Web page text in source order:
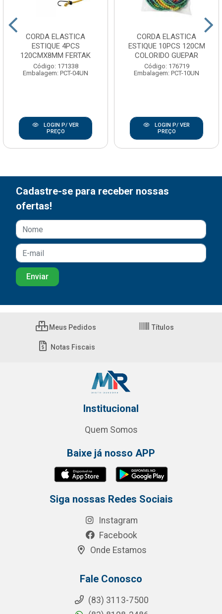
CORDA ELASTICA
ESTIQUE 4PCS
120CMX8MM FERTAK
Código: 171338
Embalagem: PCT-04UN
LOGIN P/ VER
PREÇO
CORDA ELASTICA
ESTIQUE 10PCS 120CM
COLORIDO GUEPAR
Código: 176719
Embalagem: PCT-10UN
LOGIN P/ VER
PREÇO
Cadastre-se para receber nossas
ofertas!
Meus Pedidos Títulos
Notas Fiscais
Institucional
Quem Somos
Baixe já nosso APP
Siga nossas Redes Sociais
Instagram
Facebook
Onde Estamos
Fale Conosco
(83) 3113-7500